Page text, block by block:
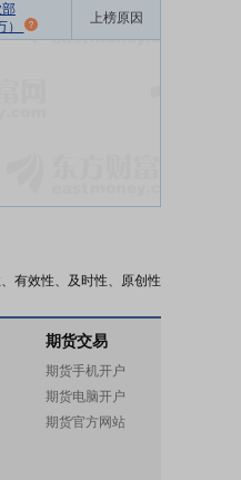
）
上榜原因
有效性、及时性、原创性